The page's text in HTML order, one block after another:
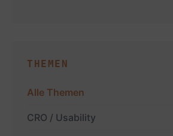
THEMEN
Alle Themen
CRO / Usability